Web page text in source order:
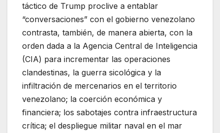
táctico de Trump proclive a entablar
“conversaciones” con el gobierno venezolano
contrasta, también, de manera abierta, con la
orden dada a la Agencia Central de Inteligencia
(CIA) para incrementar las operaciones
clandestinas, la guerra sicológica y la
infiltración de mercenarios en el territorio
venezolano; la coerción económica y
financiera; los sabotajes contra infraestructura
crítica; el despliegue militar naval en el mar